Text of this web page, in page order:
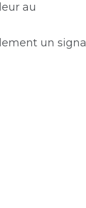
au
un signal